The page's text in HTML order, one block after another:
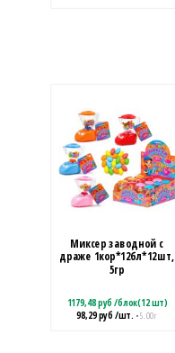
Миксер заводной с
драже 1кор*12бл*12шт,
5гр
1179,48руб /блок(12 шт)
98,29руб /шт. • 5.00 г